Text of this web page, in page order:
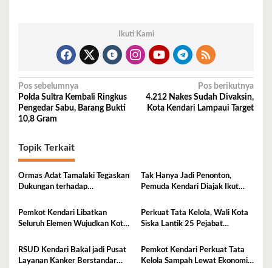
Ikuti Kami
Navigasi
pos
Pos sebelumnya
Polda Sultra Kembali Ringkus
Pengedar Sabu, Barang Bukti
10,8 Gram
Pos berikutnya
4.212 Nakes Sudah Divaksin,
Kota Kendari Lampaui Target
Topik Terkait
Ormas Adat Tamalaki Tegaskan
Dukungan terhadap
Tak Hanya Jadi Penonton,
Pemuda Kendari Diajak Ikut
Pemkot Kendari Libatkan
Seluruh Elemen Wujudkan Kota
Perkuat Tata Kelola, Wali Kota
Siska Lantik 25 Pejabat
RSUD Kendari Bakal jadi Pusat
Layanan Kanker Berstandar
Pemkot Kendari Perkuat Tata
Kelola Sampah Lewat Ekonomi